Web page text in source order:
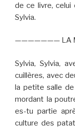
de ce livre,
Sylvia.
——————— LA
Sylvia, Sylvia,
cuillères, avec
la petite salle
mordant la
es-tu partie
culture des